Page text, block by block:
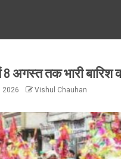
में 8 अगस्त तक भारी बारिश
2026 Vishul Chauhan